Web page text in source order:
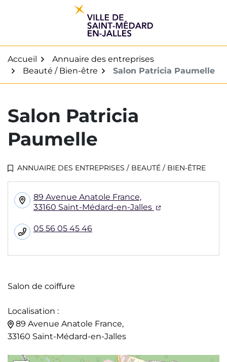
Accueil
Annuaire des entreprises
Beauté / Bien-être
Salon Patricia Paumelle
Salon Patricia
Paumelle
ANNUAIRE DES ENTREPRISES / BEAUTÉ / BIEN-ÊTRE
89 Avenue Anatole France,
33160 Saint-Médard-en-Jalles
(ouverture
05 56 05 45 46
Salon de coiffure
Localisation :
89 Avenue Anatole France,
33160 Saint-Médard-en-Jalles